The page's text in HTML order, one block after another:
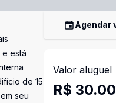
está
de 15
seu
Agendar
Valor aluguel
R$